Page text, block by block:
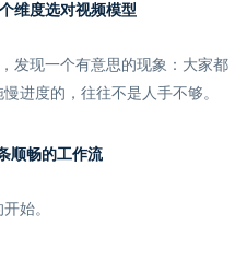
维度选对视频模型
发现一个有意思的现象：大家都
进度的，往往不是人手不够。
顺畅的工作流
始。